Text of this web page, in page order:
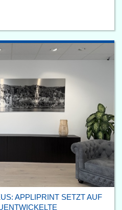
APPLIPRINT SETZT AUF